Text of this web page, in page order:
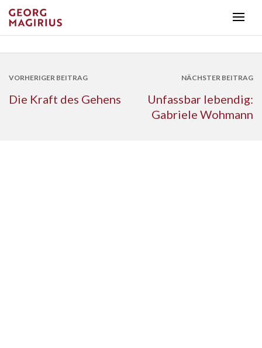
VORHERIGER BEITRAG
Die Kraft des Gehens
NÄCHSTER BEITRAG
Unfassbar lebendig:
Gabriele Wohmann